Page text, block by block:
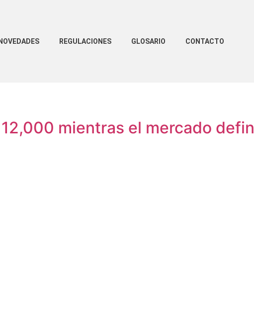
NOVEDADES REGULACIONES GLOSARIO CONTACTO
mientras el mercado